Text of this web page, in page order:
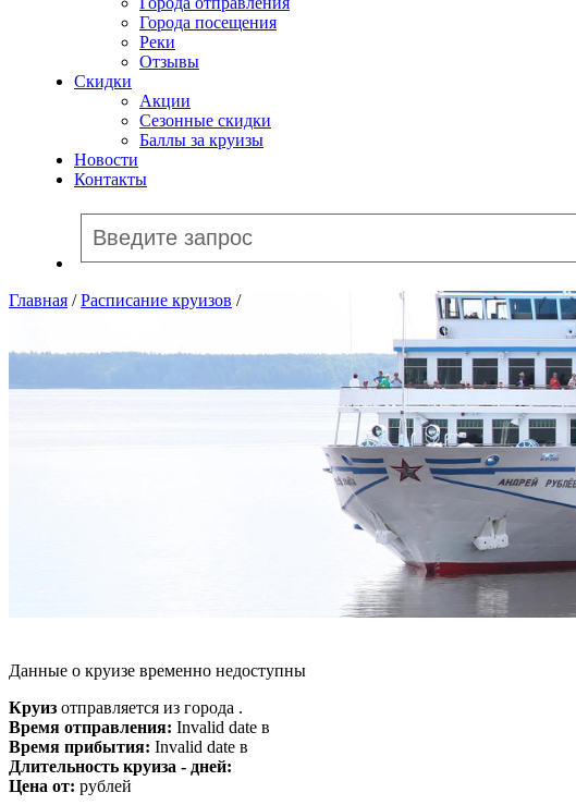
Города посещения
Реки
Отзывы
Скидки
Акции
Сезонные скидки
Баллы за круизы
Новости
Контакты
Главная /Расписание круизов /
Данные о круизе временно недоступны
Круиз отправляется из города .
Время отправления: Invalid date в
Время прибытия: Invalid date в
Длительность круиза - дней:
Цена от: рублей